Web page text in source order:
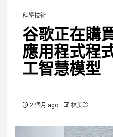
科學技術
谷歌正在購
應用程式程
工智慧模型
2 個月 ago 林美玲